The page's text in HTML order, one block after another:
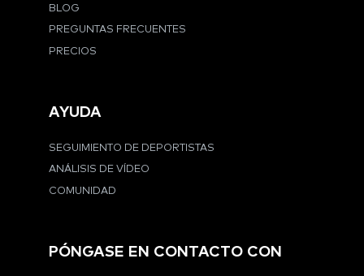
BLOG
PREGUNTAS FRECUENTES
PRECIOS
AYUDA
SEGUIMIENTO DE DEPORTISTAS
ANÁLISIS DE VÍDEO
COMUNIDAD
PÓNGASE EN CONTACTO CON